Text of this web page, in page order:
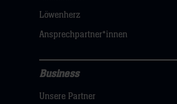
hier
Löwenherz
Ansprechpartner*innen
Navigation
Business
Unsere Partner